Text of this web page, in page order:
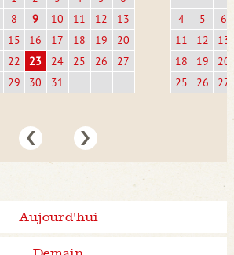
8 9 10 11 12
13
15 16 17 18 19
20
22 23 24 25 26
27
29 30 31
4 5
6
11
12
13
18
19
20
25
26 27
Aujourd'hui